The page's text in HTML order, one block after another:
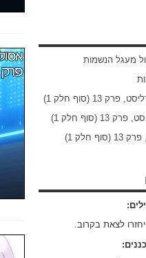
מעגל הנשמות
פרק 13 (סוף חלק 1)
13 (סוף חלק 1)
חלק 1)
לצאת בקרוב.